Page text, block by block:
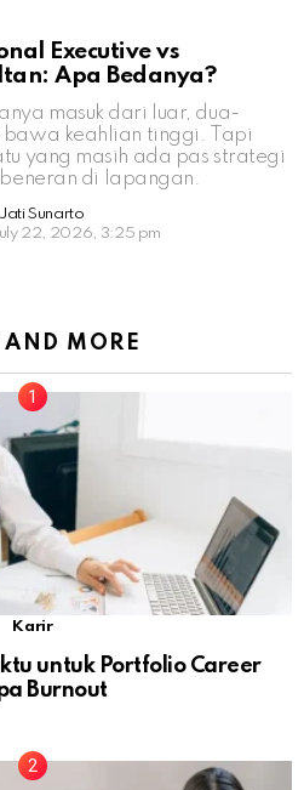
Executive vs
Apa Bedanya?
masuk dari luar, dua-
bawa keahlian tinggi. Tapi
yang masih ada pas strategi
di lapangan.
Jati Sunarto
22, 2026, 3:25 pm
AND MORE
Karir
untuk Portfolio Career
Burnout